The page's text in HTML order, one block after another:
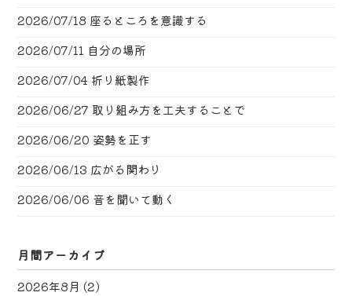
2026/07/18 座るところを意識する
2026/07/11 自分の場所
2026/07/04 折り紙製作
2026/06/27 取り組み方を工夫することで
2026/06/20 姿勢を正す
2026/06/13 広がる関わり
2026/06/06 音を聞いて動く
月間アーカイブ
2026年8月 (2)